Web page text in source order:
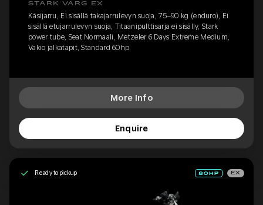
STARK VARG EX
Käsijarru, Ei sisällä takajarrulevyn suoja, 75–90 kg (enduro), Ei
sisällä etujarrulevyn suoja, Titaanipulttisarja ei sisälly, Stark
power tube, Seat Normaali, Metzeler 6 Days Extreme Medium,
Vakio jalkatapit, Standard 60hp
More Info
Enquire
Ready to pickup EX